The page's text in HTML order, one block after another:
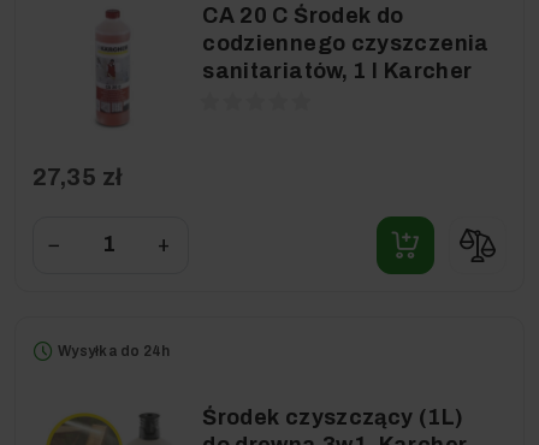
CA 20 C Środek do
codziennego czyszczenia
sanitariatów, 1 l Karcher
27,35 zł
− +
Wysyłka do 24h
Środek czyszczący (1L)